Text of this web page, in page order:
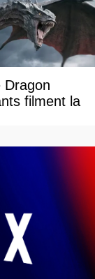
Dragon
filment la